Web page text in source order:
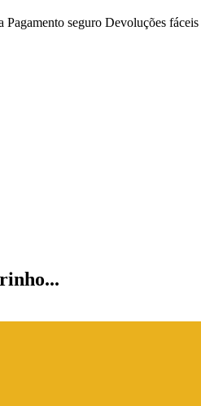
Pagamento seguro Devoluções fáceis